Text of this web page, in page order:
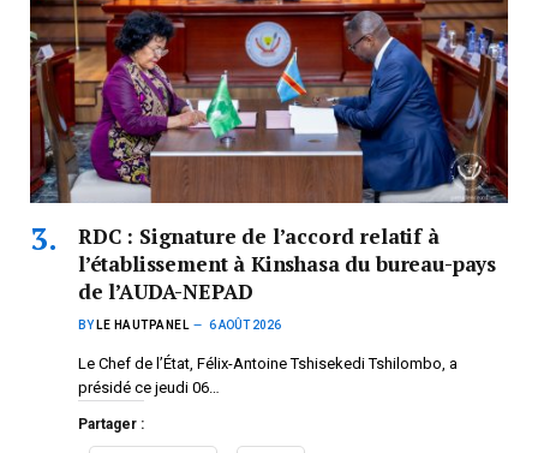
RDC : Signature de l’accord relatif à
l’établissement à Kinshasa du bureau-pays
de l’AUDA-NEPAD
BY LE HAUTPANEL 6 AOÛT 2026
Le Chef de l’État, Félix-Antoine Tshisekedi Tshilombo, a
présidé ce jeudi 06…
Partager :